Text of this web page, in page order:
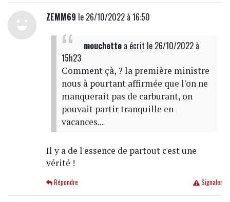
ZEMM69 le 26/10/2022 à 16:50
mouchettea écrit le 26/10/2022 à
15h23
Comment çà, ? la première ministre
nous à pourtant affirmée que l'on ne
manquerait pas de carburant, on
pouvait partir tranquille en
vacances...
Il y a de l'essence de partout c'est une
vérité !
Signaler
Répondre